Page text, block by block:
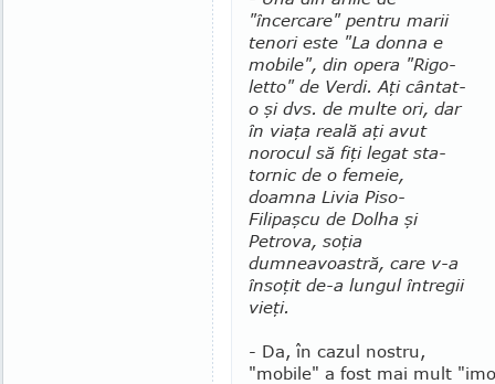
"încercare" pentru marii
te­nori este "La donna e
mobile", din opera "Ri­go­
letto" de Verdi. Aţi cântat-
o şi dvs. de multe ori, dar
în via­ţa reală aţi avut
norocul să fiţi legat sta­
tornic de o femeie,
doamna Livia Piso-
Filipaşcu de Dolha şi
Petrova, soţia
dumneavoastră, care v-a
însoţit de-a lungul întregii
vieţi.
- Da, în cazul nostru,
"mobile" a fost mai mult